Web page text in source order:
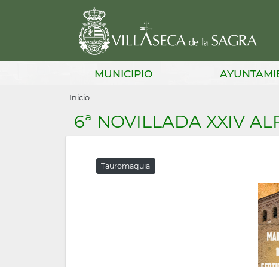
MUNICIPIO
Sobrescribir
enlaces
de
ayuda
Inicio
6ª NOVILLADA XXIV
Tauromaquia